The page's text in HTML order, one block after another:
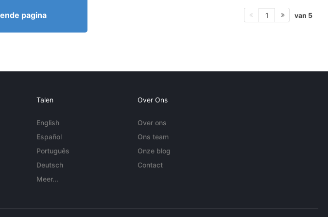
pagina 1 van 5
Talen
English
Español
Português
Deutsch
Meer...
Over Ons
Over ons
Ons team
Onze blog
Contact